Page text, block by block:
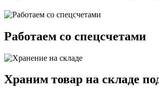
Работаем со спецсчетами
Храним товар на складе